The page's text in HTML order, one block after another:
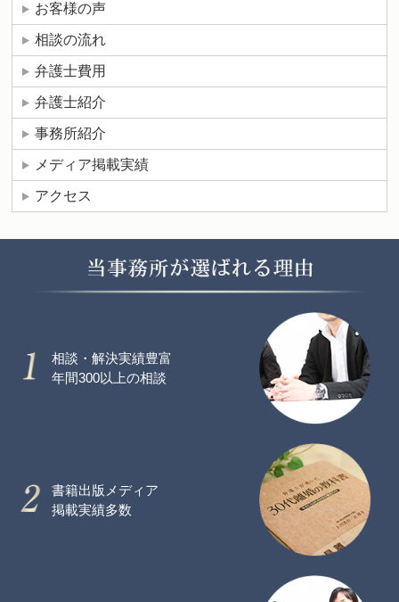
お客様の声
相談の流れ
弁護士費用
弁護士紹介
事務所紹介
メディア掲載実績
アクセス
相談・解決実績豊富
年間300以上の相談
書籍出版メディア
掲載実績多数